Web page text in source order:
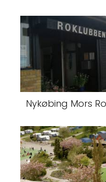
Nykøbing Mors